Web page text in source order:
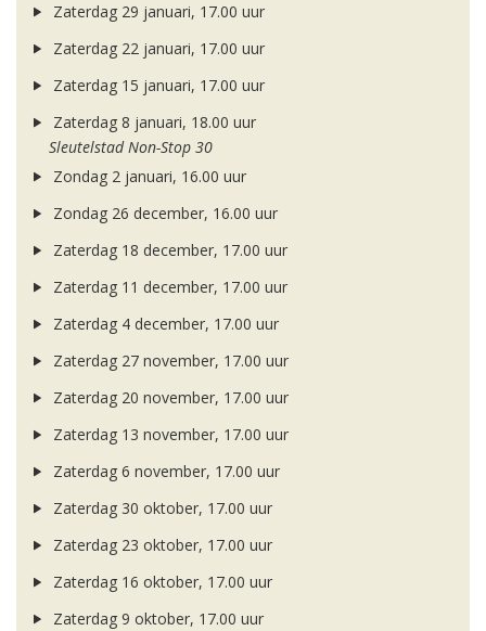
Zaterdag 29 januari, 17.00 uur
Zaterdag 22 januari, 17.00 uur
Zaterdag 15 januari, 17.00 uur
Zaterdag 8 januari, 18.00 uur
Sleutelstad Non-Stop 30
Zondag 2 januari, 16.00 uur
Zondag 26 december, 16.00 uur
Zaterdag 18 december, 17.00 uur
Zaterdag 11 december, 17.00 uur
Zaterdag 4 december, 17.00 uur
Zaterdag 27 november, 17.00 uur
Zaterdag 20 november, 17.00 uur
Zaterdag 13 november, 17.00 uur
Zaterdag 6 november, 17.00 uur
Zaterdag 30 oktober, 17.00 uur
Zaterdag 23 oktober, 17.00 uur
Zaterdag 16 oktober, 17.00 uur
Zaterdag 9 oktober, 17.00 uur